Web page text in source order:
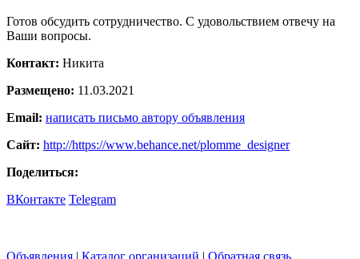
Готов обсудить сотрудничество. С удовольствием отвечу на
Ваши вопросы.
Контакт: Никита
Размещено: 11.03.2021
Email: написать письмо автору объявления
Сайт: http://https://www.behance.net/plomme_designer
Поделиться:
ВКонтакте Telegram
Объявления | Каталог организаций | Обратная связь